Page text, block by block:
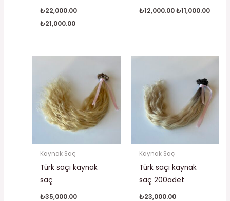
₺22,000.00
₺21,000.00
₺12,000.00₺11,000.00
Kaynak Saç
Türk saçı kaynak
saç
₺35,000.00
₺35,000.00.
₺34,000.00.
Kaynak Saç
Türk saçı kaynak
saç 200adet
₺23,000.00
₺22,000.00.